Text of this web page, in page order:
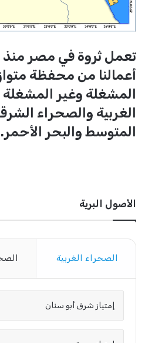
أعمالنا من محفظة
المشغلة وغير
الغربية والصحراء
المتوسط ​​والبحر الأحمر.
الأصول البرية
الصحراء الغربية
إمتياز شرق أبو سنان